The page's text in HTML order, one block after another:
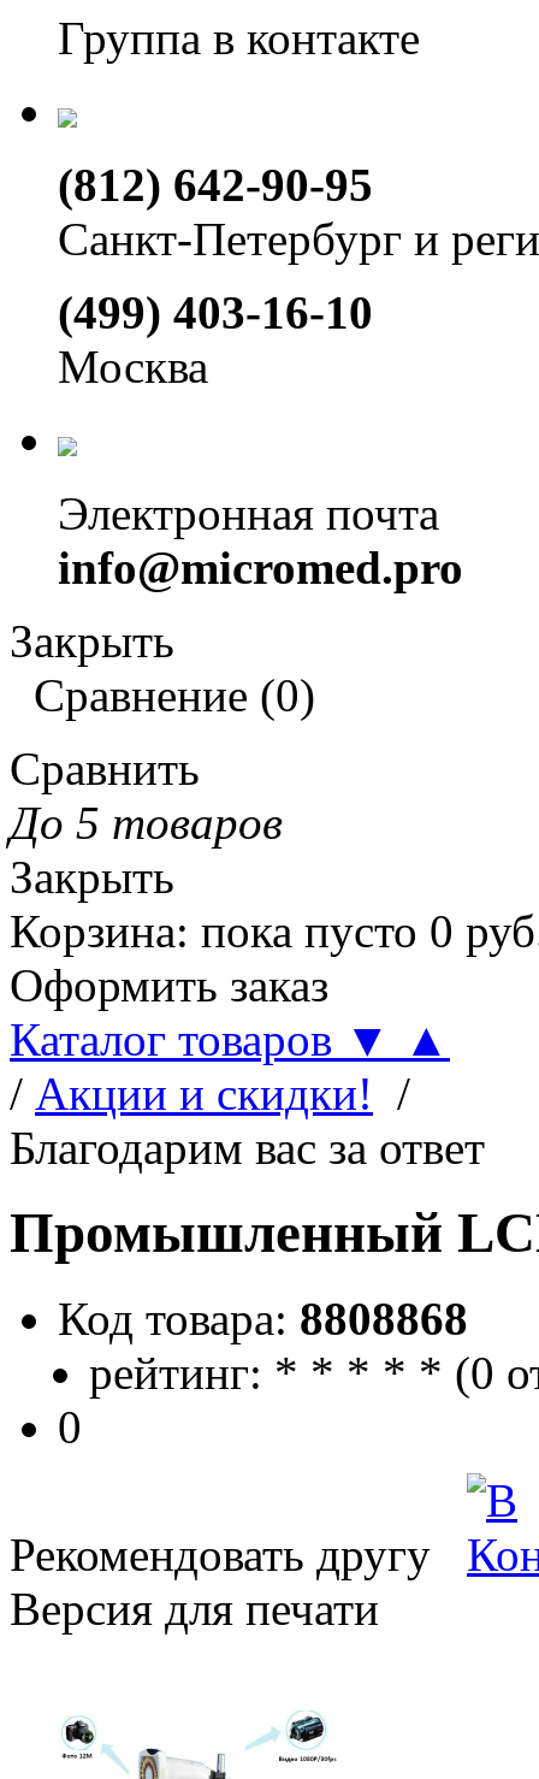
Группа в контакте
(812) 642-90-95
Санкт-Петербург и
(499) 403-16-10
Москва
Электронная почта
info@micromed.pro
Закрыть
Сравнение (0)
Сравнить
До 5 товаров
Закрыть
Корзина: пока пусто 0
Оформить заказ
Каталог товаров ▼
▲
/ Акции и скидки! /
Благодарим вас за ответ
Промышленный
Код товара: 8808868
рейтинг: * * * * * (0
0
Рекомендовать другу
Версия для печати